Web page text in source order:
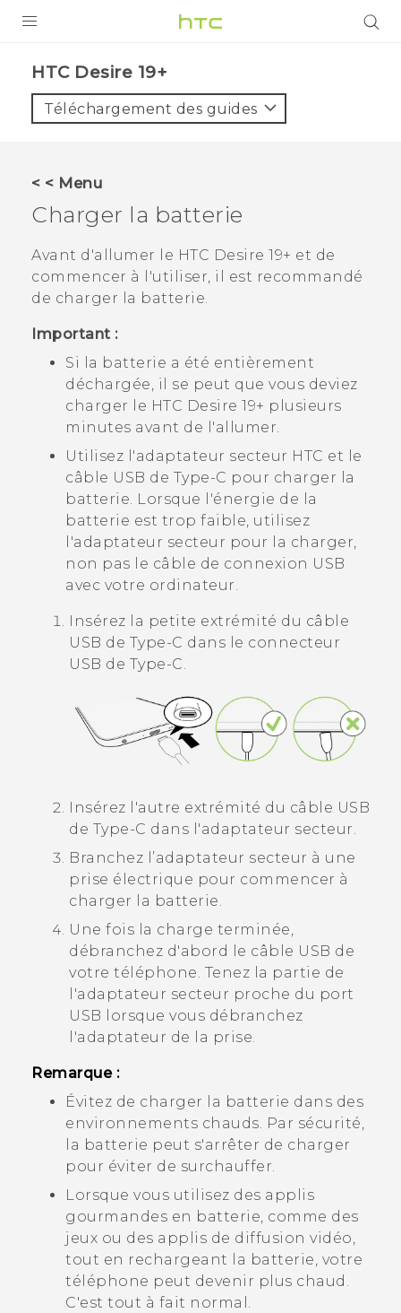
VIVE
ASSISTANCE
‎HTC Desire 19+‎‎
Téléchargement des guides
< < Menu
Charger la batterie
Avant d'allumer le HTC Desire 19+‍ et de
commencer à l'utiliser, il est recommandé
de charger la batterie.
Important :
Si la batterie a été entièrement
déchargée, il se peut que vous deviez
charger le HTC Desire 19+‍ plusieurs
minutes avant de l'allumer.
Utilisez l'adaptateur secteur HTC et le
câble USB de Type-C pour charger la
batterie. Lorsque l'énergie de la
batterie est trop faible, utilisez
l'adaptateur secteur pour la charger,
non pas le câble de connexion USB
avec votre ordinateur.
Insérez la petite extrémité du câble
USB de Type-C dans le connecteur
USB de Type-C.
Insérez l'autre extrémité du câble USB
de Type-C dans l'adaptateur secteur.
Branchez l’adaptateur secteur à une
prise électrique pour commencer à
charger la batterie.
Une fois la charge terminée,
débranchez d'abord le câble USB de
votre téléphone. Tenez la partie de
l'adaptateur secteur proche du port
USB lorsque vous débranchez
l'adaptateur de la prise.
Remarque :
Évitez de charger la batterie dans des
environnements chauds. Par sécurité,
la batterie peut s'arrêter de charger
pour éviter de surchauffer.
Lorsque vous utilisez des applis
gourmandes en batterie, comme des
jeux ou des applis de diffusion vidéo,
tout en rechargeant la batterie, votre
téléphone peut devenir plus chaud.
C'est tout à fait normal.